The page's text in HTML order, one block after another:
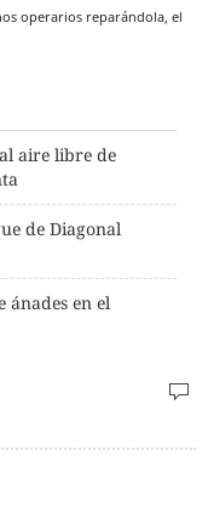
operarios reparándola, el
aire libre de
de Diagonal
ánades en el